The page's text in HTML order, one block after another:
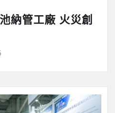
納管工廠 火災創